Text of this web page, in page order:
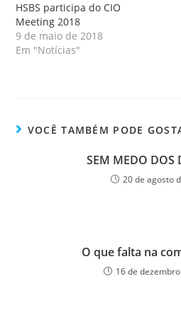
HSBS participa do CIO
Meeting 2018
9 de maio de 2018
Em "Notícias"
VOCÊ TAMBÉM PODE
SEM MEDO DOS
20 de agosto
O que falta na
16 de